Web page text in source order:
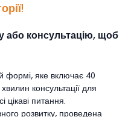
або консультацію, щоб
формі, яке включає 40
консультації для
цікаві питання.
розвитку, проведена